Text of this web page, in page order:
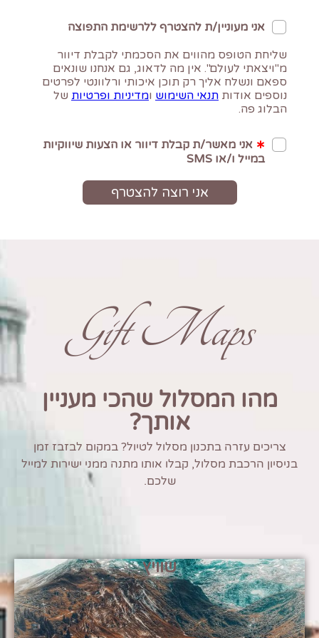
Gift Maps
מהו המסלול שהכי מעניין
אותך?
צריכים עזרה בתכנון מסלול לטיול? במקום לבזבז זמן
בניסיון הרכבת מסלול, קבלו אותו מתנה ממני ישירות למייל
שלכם.
שוויץ